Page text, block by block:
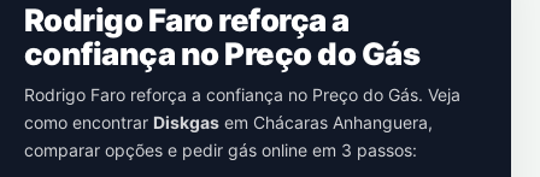
Rodrigo Faro reforça a
confiança no Preço do Gás
Rodrigo Faro reforça a confiança no Preço do Gás. Veja
como encontrar Diskgas em Chácaras Anhanguera,
comparar opções e pedir gás online em 3 passos: